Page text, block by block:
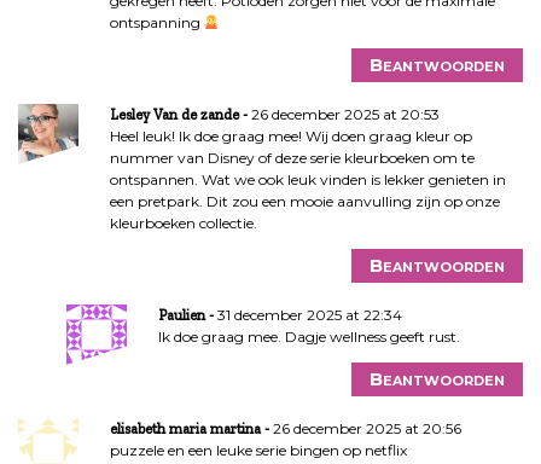
t
i
e
ontspanning
Beantwoorden
Lesley Van de zande
26 december 2025 at 20:53
Heel leuk! Ik doe graag mee! Wij doen graag kleur op
nummer van Disney of deze serie kleurboeken om te
ontspannen. Wat we ook leuk vinden is lekker genieten in
een pretpark. Dit zou een mooie aanvulling zijn op onze
kleurboeken collectie.
Beantwoorden
Paulien
31 december 2025 at 22:34
Ik doe graag mee. Dagje wellness geeft rust.
Beantwoorden
elisabeth maria martina
26 december 2025 at 20:56
puzzele en een leuke serie bingen op netflix